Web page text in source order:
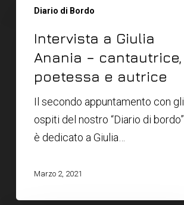
Diario di Bordo
Intervista a Giulia
Anania – cantautrice,
poetessa e autrice
Il secondo appuntamento con gli
ospiti del nostro “Diario di bordo”
è dedicato a Giulia…
Marzo 2, 2021